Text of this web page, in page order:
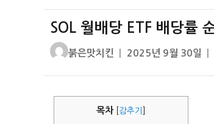
SOL 월배당 ETF 배당률
글
붉은맛치킨
작
자
2025년 9월 30일
목차 감추기